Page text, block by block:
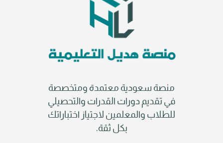
منصة سعودية معتمدة ومتخصصة
في تقديم دورات القدرات والتحصيلي
للطلاب والمعلمين لاجتياز اختباراتك
بكل ثقة.